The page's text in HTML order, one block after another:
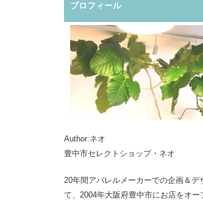
プロフィール
Author:ネオ
豊中市セレクトショップ・ネオ
20年間アパレルメーカーでの企画＆デ
て、2004年大阪府豊中市にお店をオー